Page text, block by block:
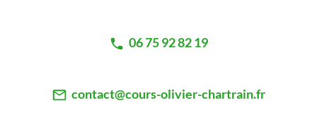
06 75 92 82 19
contact@cours-olivier-chartrain.fr